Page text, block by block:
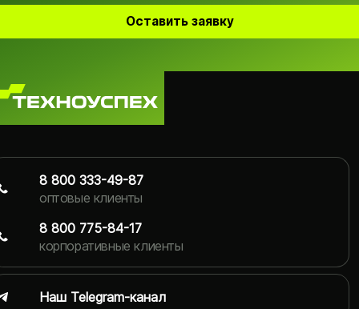
Оставить заявку
8 800 333-49-87
оптовые клиенты
8 800 775-84-17
корпоративные клиенты
Наш Telegram-канал